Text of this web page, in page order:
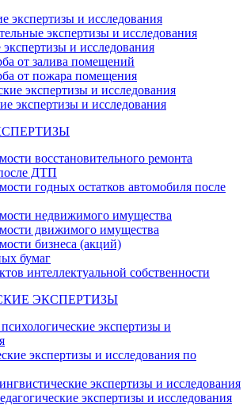
экспертизы и исследования
экспертизы и исследования
и исследования
от залива помещений
от пожара помещения
экспертизы и исследования
экспертизы и исследования
восстановительного ремонта
ДТП
годных остатков автомобиля после
недвижимого имущества
движимого имущества
бизнеса (акций)
бумаг
интеллектуальной собственности
ЭКСПЕРТИЗЫ
экспертизы и
экспертизы и исследования по
экспертизы и исследования
экспертизы и исследования